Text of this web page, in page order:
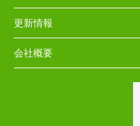
更新情報
会社概要